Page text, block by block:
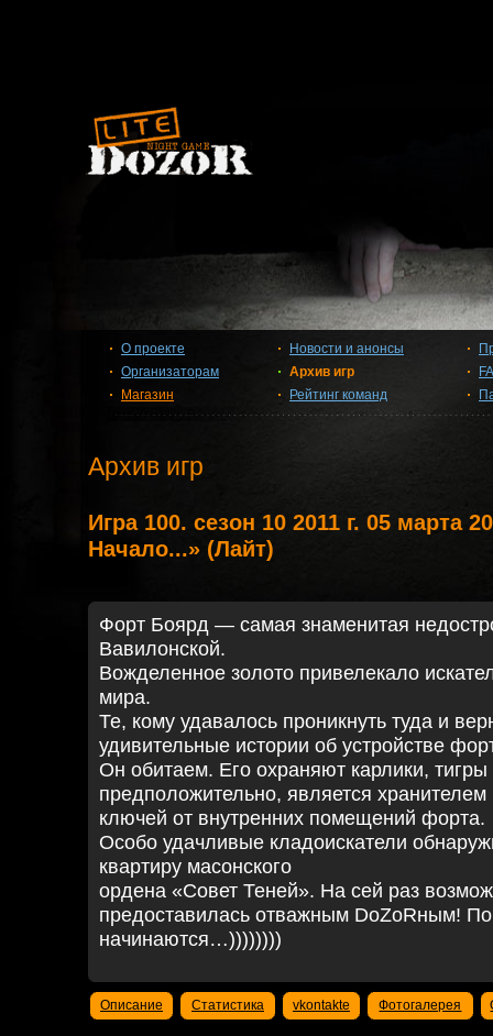
О проекте
Организаторам
Магазин
Новости и анонсы
Архив игр
Рейтинг команд
Архив игр
Игра 100. сезон 10 2011 г. 05 марта
Начало...» (Лайт)
Форт Боярд — самая знаменитая
Вавилонской.
Вожделенное золото привелекало
мира.
Те, кому удавалось проникнуть туда и
удивительные истории об устройстве
Он обитаем. Его охраняют карлики,
предположительно, является хранителем
ключей от внутренних помещений форта.
Особо удачливые кладоискатели
квартиру масонского
ордена «Совет Теней». На сей раз
предоставилась отважным DоZоRным!
начинаются…))))))))
Описание Статистика vkontakte Фотогалерея